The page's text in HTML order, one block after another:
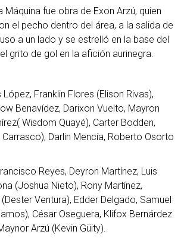
Máquina fue obra de Exon Arzú, quien
el pecho dentro del área, a la salida de
a un lado y se estrelló en la base del
grito de gol en la afición aurinegra.
López, Franklin Flores (Elison Rivas),
Benavídez, Darixon Vuelto, Mayron
Wisdom Quayé), Carter Bodden,
Carrasco), Darlin Mencía, Roberto Osorto
Reyes, Deyron Martínez, Luis
(Joshua Nieto), Rony Martínez,
Ventura), Edder Delgado, Samuel
César Oseguera, Klifox Bernárdez
Arzú (Kevin Güity).